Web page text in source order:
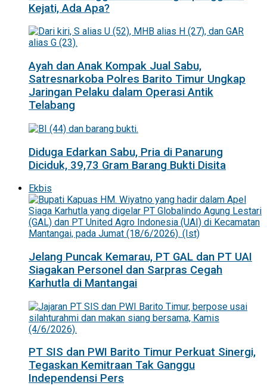
Kejati, Ada Apa?
Ayah dan Anak Kompak Jual Sabu,
Satresnarkoba Polres Barito Timur Ungkap
Jaringan Pelaku dalam Operasi Antik
Telabang
Diduga Edarkan Sabu, Pria di Panarung
Diciduk, 39,73 Gram Barang Bukti Disita
Ekbis
Jelang Puncak Kemarau, PT GAL dan PT UAI
Siagakan Personel dan Sarpras Cegah
Karhutla di Mantangai
PT SIS dan PWI Barito Timur Perkuat Sinergi,
Tegaskan Kemitraan Tak Ganggu
Independensi Pers